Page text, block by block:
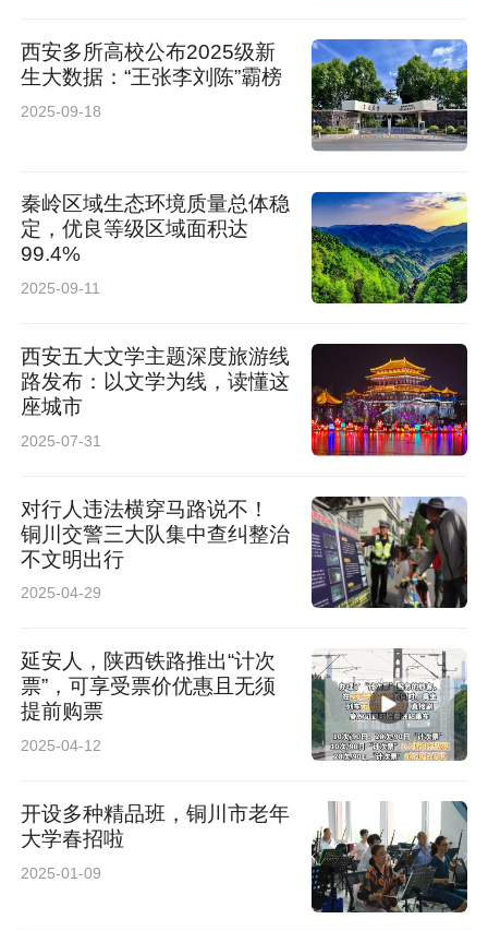
西安多所高校公布2025级新
生大数据：“王张李刘陈”霸榜
2025-09-18
秦岭区域生态环境质量总体稳
定，优良等级区域面积达
99.4%
2025-09-11
西安五大文学主题深度旅游线
路发布：以文学为线，读懂这
座城市
2025-07-31
对行人违法横穿马路说不！
铜川交警三大队集中查纠整治
不文明出行
2025-04-29
延安人，陕西铁路推出“计次
票”，可享受票价优惠且无须
提前购票
2025-04-12
开设多种精品班，铜川市老年
大学春招啦
2025-01-09